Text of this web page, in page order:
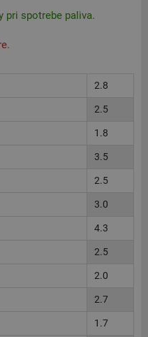
pri spotrebe paliva.
2.8
2.5
1.8
3.5
2.5
3.0
4.3
2.5
2.0
2.7
1.7